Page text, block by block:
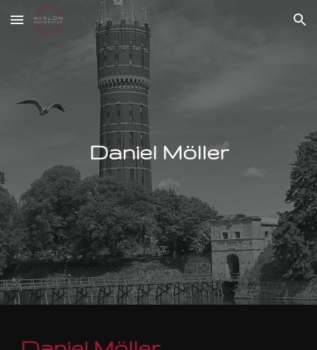
Skip to main content Skip to navigation
Daniel Möller